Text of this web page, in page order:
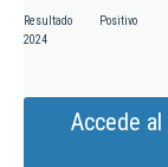
Resultado
2024
Positivo
Accede